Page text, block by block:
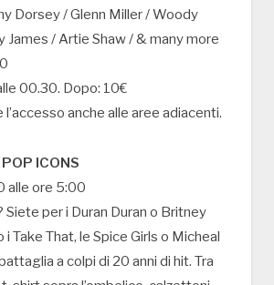
Dorsey / Glenn Miller / Woody
James / Artie Shaw / & many more
00.30. Dopo: 10€
anche alle aree adiacenti.
ICONS
alle ore 5:00
Siete per i Duran Duran o Britney
i Take That, le Spice Girls o Micheal
a colpi di 20 anni di hit. Tra